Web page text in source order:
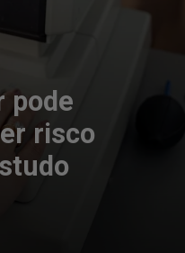
pode
risco